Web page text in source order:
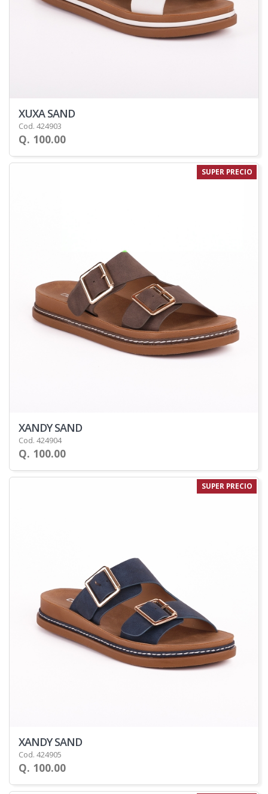
XUXA SAND
Cod. 424903
Q. 100.00
SUPER PRECIO
XANDY SAND
Cod. 424904
Q. 100.00
SUPER PRECIO
XANDY SAND
Cod. 424905
Q. 100.00